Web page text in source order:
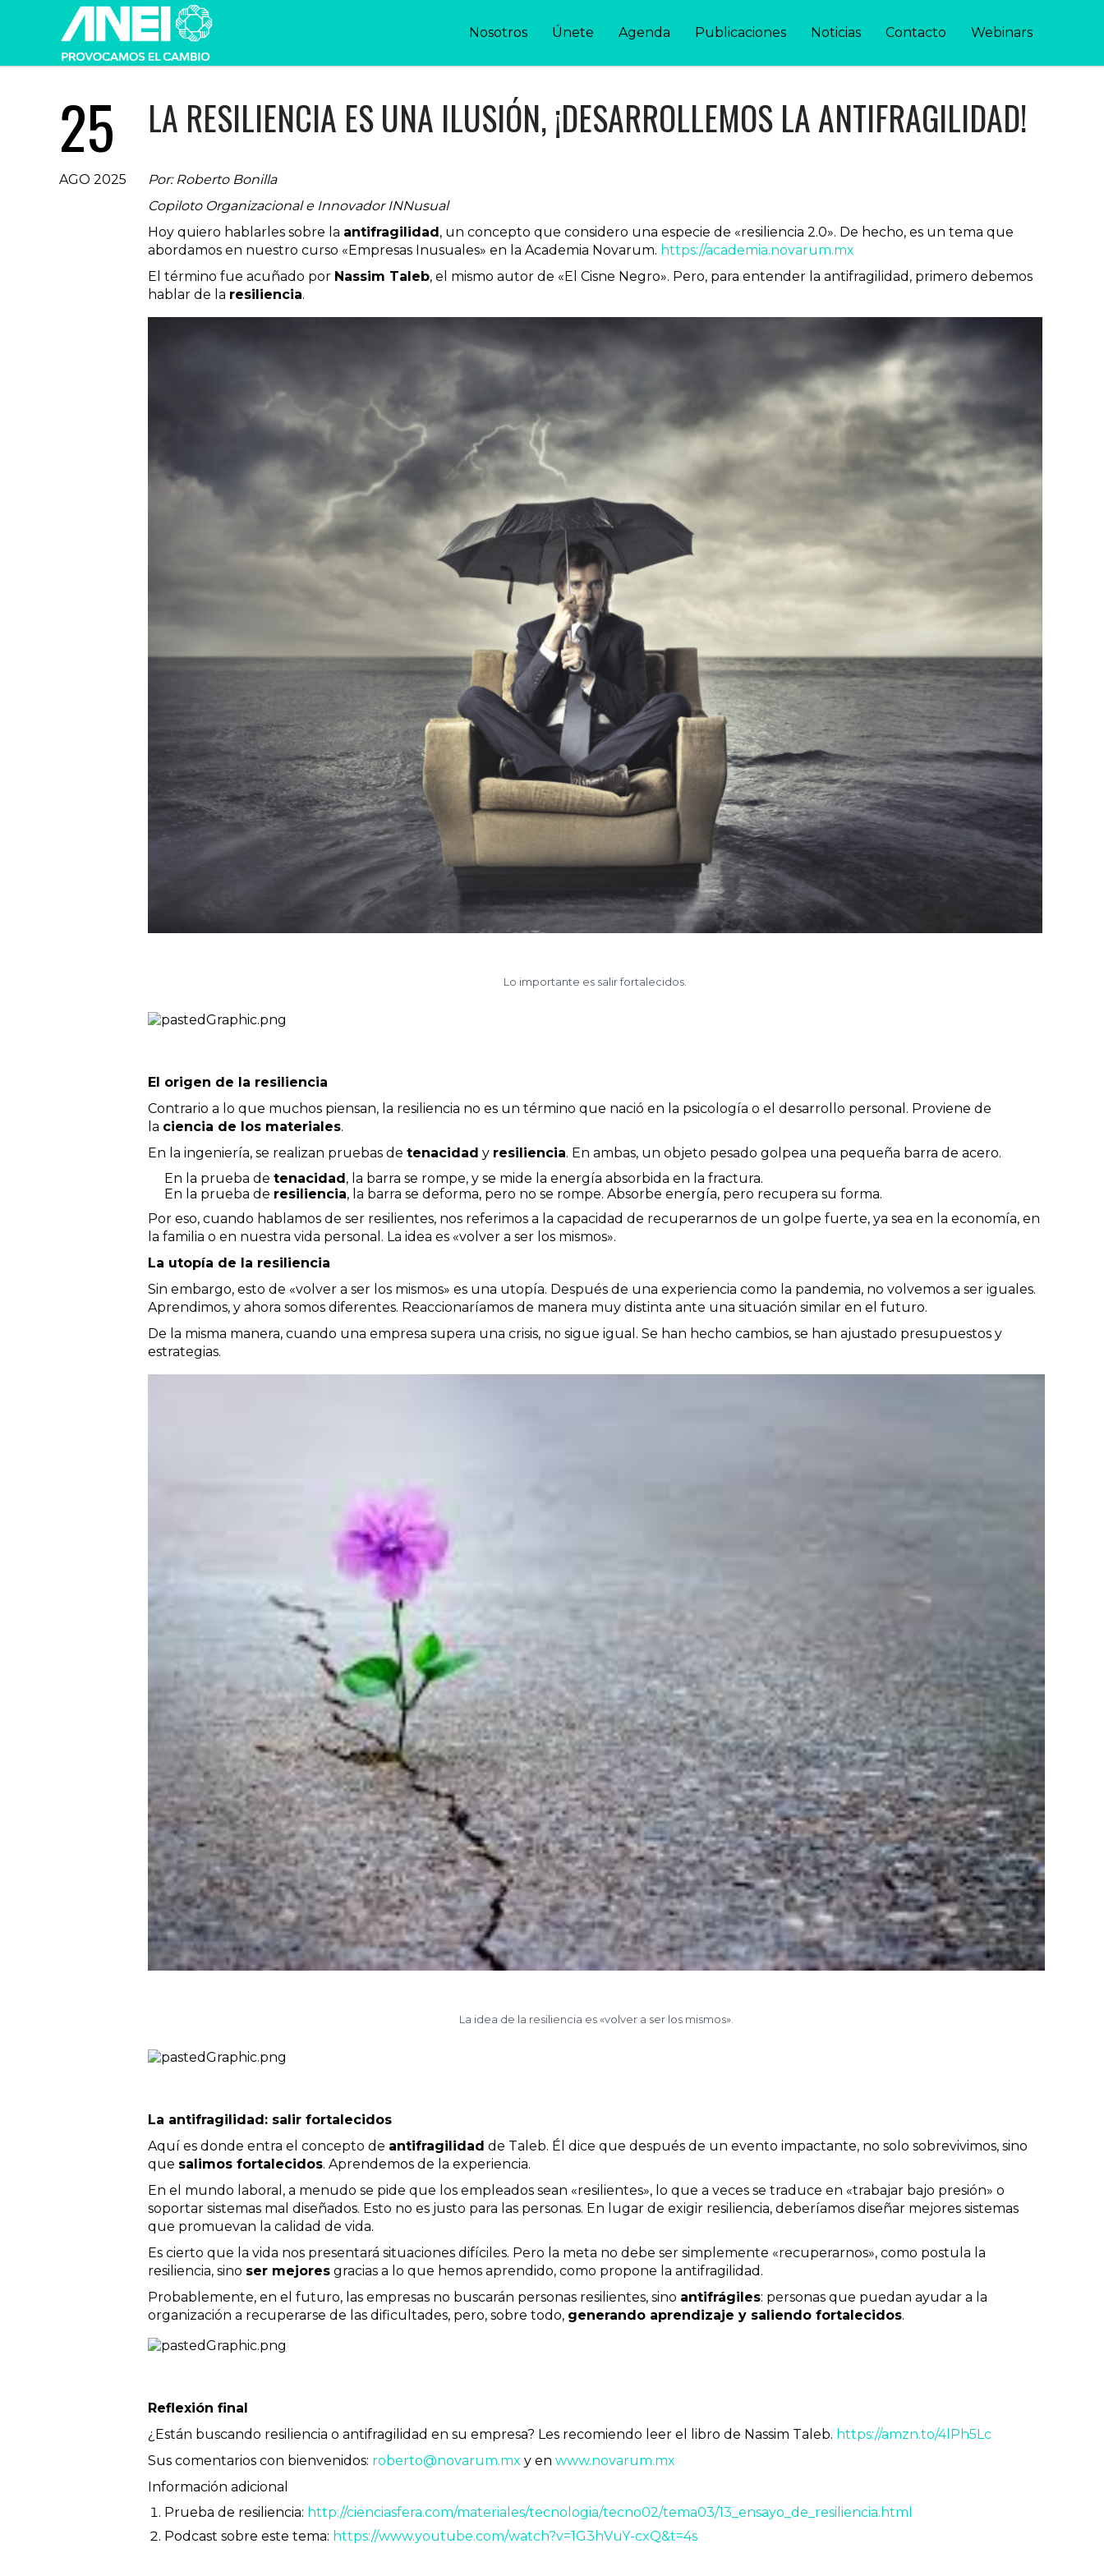
Nosotros Únete Agenda Publicaciones Noticias Contacto Webinars
25
AGO 2025
LA RESILIENCIA ES UNA ILUSIÓN, ¡DESARROLLEMOS LA ANTIFRAGILIDAD!
Por: Roberto Bonilla
Copiloto Organizacional e Innovador INNusual
Hoy quiero hablarles sobre la antifragilidad, un concepto que considero una especie de «resiliencia 2.0». De hecho, es un tema que
abordamos en nuestro curso «Empresas Inusuales» en la Academia Novarum. https://academia.novarum.mx
El término fue acuñado por Nassim Taleb, el mismo autor de «El Cisne Negro». Pero, para entender la antifragilidad, primero debemos
hablar de la resiliencia.
Lo importante es salir fortalecidos.
El origen de la resiliencia
Contrario a lo que muchos piensan, la resiliencia no es un término que nació en la psicología o el desarrollo personal. Proviene de
la ciencia de los materiales.
En la ingeniería, se realizan pruebas de tenacidad y resiliencia. En ambas, un objeto pesado golpea una pequeña barra de acero.
En la prueba de tenacidad, la barra se rompe, y se mide la energía absorbida en la fractura.
En la prueba de resiliencia, la barra se deforma, pero no se rompe. Absorbe energía, pero recupera su forma.
Por eso, cuando hablamos de ser resilientes, nos referimos a la capacidad de recuperarnos de un golpe fuerte, ya sea en la economía, en
la familia o en nuestra vida personal. La idea es «volver a ser los mismos».
La utopía de la resiliencia
Sin embargo, esto de «volver a ser los mismos» es una utopía. Después de una experiencia como la pandemia, no volvemos a ser iguales.
Aprendimos, y ahora somos diferentes. Reaccionaríamos de manera muy distinta ante una situación similar en el futuro.
De la misma manera, cuando una empresa supera una crisis, no sigue igual. Se han hecho cambios, se han ajustado presupuestos y
estrategias.
La idea de la resiliencia es «volver a ser los mismos».
La antifragilidad: salir fortalecidos
Aquí es donde entra el concepto de antifragilidad de Taleb. Él dice que después de un evento impactante, no solo sobrevivimos, sino
que salimos fortalecidos. Aprendemos de la experiencia.
En el mundo laboral, a menudo se pide que los empleados sean «resilientes», lo que a veces se traduce en «trabajar bajo presión» o
soportar sistemas mal diseñados. Esto no es justo para las personas. En lugar de exigir resiliencia, deberíamos diseñar mejores sistemas
que promuevan la calidad de vida.
Es cierto que la vida nos presentará situaciones difíciles. Pero la meta no debe ser simplemente «recuperarnos», como postula la
resiliencia, sino ser mejores gracias a lo que hemos aprendido, como propone la antifragilidad.
Probablemente, en el futuro, las empresas no buscarán personas resilientes, sino antifrágiles: personas que puedan ayudar a la
organización a recuperarse de las dificultades, pero, sobre todo, generando aprendizaje y saliendo fortalecidos.
Reflexión final
¿Están buscando resiliencia o antifragilidad en su empresa? Les recomiendo leer el libro de Nassim Taleb. https://amzn.to/4lPh5Lc
Sus comentarios con bienvenidos: roberto@novarum.mx y en www.novarum.mx
Información adicional
Prueba de resiliencia: http://cienciasfera.com/materiales/tecnologia/tecno02/tema03/13_ensayo_de_resiliencia.html
Podcast sobre este tema: https://www.youtube.com/watch?v=1G3hVuY-cxQ&t=4s